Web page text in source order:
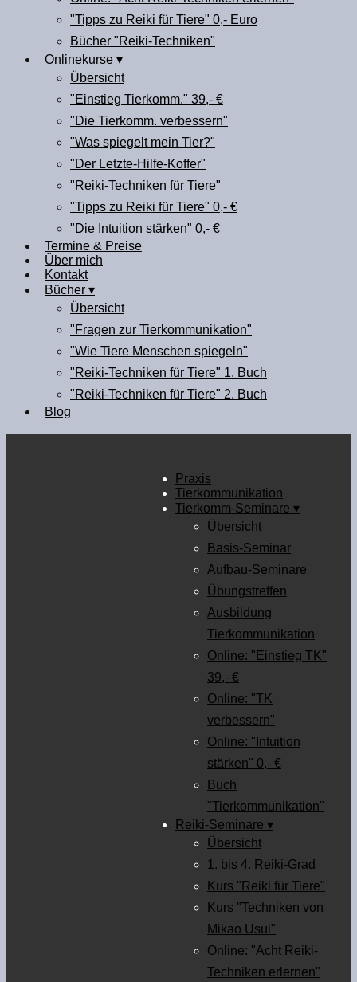
"Tipps zu Reiki für Tiere" 0,- Euro
Bücher "Reiki-Techniken"
Onlinekurse ▾
Übersicht
"Einstieg Tierkomm." 39,- €
"Die Tierkomm. verbessern"
"Was spiegelt mein Tier?"
"Der Letzte-Hilfe-Koffer"
"Reiki-Techniken für Tiere"
"Tipps zu Reiki für Tiere" 0,- €
"Die Intuition stärken" 0,- €
Termine & Preise
Über mich
Kontakt
Bücher ▾
Übersicht
"Fragen zur Tierkommunikation"
"Wie Tiere Menschen spiegeln"
"Reiki-Techniken für Tiere" 1. Buch
"Reiki-Techniken für Tiere" 2. Buch
Blog
Praxis
Tierkommunikation
Tierkomm-Seminare ▾
Übersicht
Basis-Seminar
Aufbau-Seminare
Übungstreffen
Ausbildung
Tierkommunikation
Online: "Einstieg TK"
39,- €
Online: "TK
verbessern"
Online: "Intuition
stärken" 0,- €
Buch
"Tierkommunikation"
Reiki-Seminare ▾
Übersicht
1. bis 4. Reiki-Grad
Kurs "Reiki für Tiere"
Kurs "Techniken von
Mikao Usui"
Online: "Acht Reiki-
Techniken erlernen"